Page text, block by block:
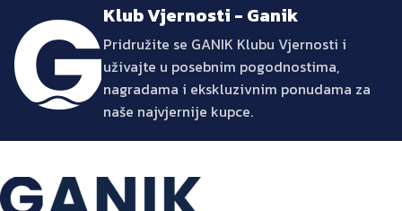
Klub Vjernosti - Ganik
Pridružite se GANIK Klubu Vjernosti i
uživajte u posebnim pogodnostima,
nagradama i ekskluzivnim ponudama za
naše najvjernije kupce.